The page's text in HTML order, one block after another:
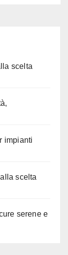
scelta
impianti
scelta
serene e